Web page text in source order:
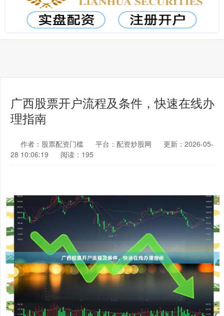
广西股票开户流程及条件，快速在线办
理指南
作者：股票配资门槛 平台：配资炒股网
更新：2026-05-
28 10:06:19
阅读：195